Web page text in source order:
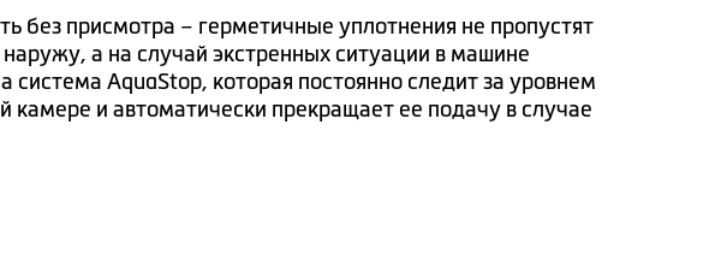
без присмотра – герметичные уплотнения не пропустят
а на случай экстренных ситуации в машине
система AquaStop, которая постоянно следит за уровнем
камере и автоматически прекращает ее подачу в случае